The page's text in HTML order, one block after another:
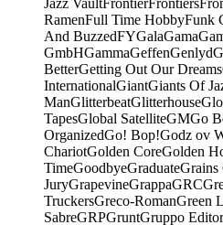
Jazz VaultFrontierFrontiers
RamenFull Time HobbyFunk
And BuzzedFYGalaGama
GmbHGammaGeffenGenlyd
BetterGetting Out Our Dreams
InternationalGiantGiants Of
ManGlitterbeatGlitterhouse
TapesGlobal SatelliteGMGo
OrganizedGo! Bop!Godz ov
ChariotGolden CoreGolden
TimeGoodbyeGraduateGrains
JuryGrapevineGrappaGRC
TruckersGreco-RomanGreen
SabreGRPGruntGruppo